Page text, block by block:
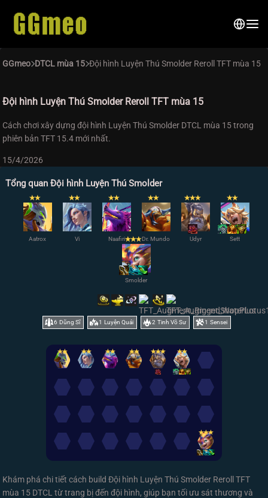
GGmeo DTCL mùa 15 Đội hình Luyện Thú Smolder Reroll TFT mùa 15
Đội hình Luyện Thú Smolder Reroll TFT mùa 15
Cách chơi xây dựng đội hình Luyện Thú Smolder DTCL mùa 15 trong
phiên bản TFT 15.4 mới nhất.
15/4/2026
Tổng quan Đội hình Luyện Thú Smolder
✭✭
Aatrox
✭✭
Vi
✭✭
Naafiri
✭✭
Dr. Mundo
✭✭✭
Udyr
✭✭
Sett
✭✭✭
Smolder
6 Dũng Sĩ 1 Luyện Quái 2 Tinh Võ Sư 1 Sensei
✭✭ ✭✭ ✭✭ ✭✭ ✭✭✭ ✭✭
✭✭✭
Khám phá chi tiết cách build Đội hình Luyện Thú Smolder Reroll TFT
mùa 15 DTCL từ trang bị đến đội hình, giúp bạn tối ưu sát thương và